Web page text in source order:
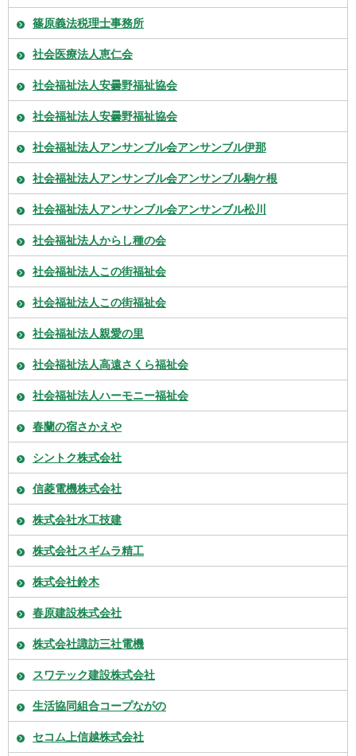
篠原義法税理士事務所
社会医療法人恵仁会
社会福祉法人安曇野福祉協会
社会福祉法人安曇野福祉協会
社会福祉法人アンサンブル会アンサンブル伊那
社会福祉法人アンサンブル会アンサンブル駒ケ根
社会福祉法人アンサンブル会アンサンブル松川
社会福祉法人からし種の会
社会福祉法人この街福祉会
社会福祉法人この街福祉会
社会福祉法人親愛の里
社会福祉法人高遠さくら福祉会
社会福祉法人ハーモニー福祉会
春蘭の宿さかえや
シントク株式会社
信菱電機株式会社
株式会社水工技建
株式会社スギムラ精工
株式会社鈴木
春原建設株式会社
株式会社諏訪三社電機
スワテック建設株式会社
生活協同組合コープながの
セコム上信越株式会社